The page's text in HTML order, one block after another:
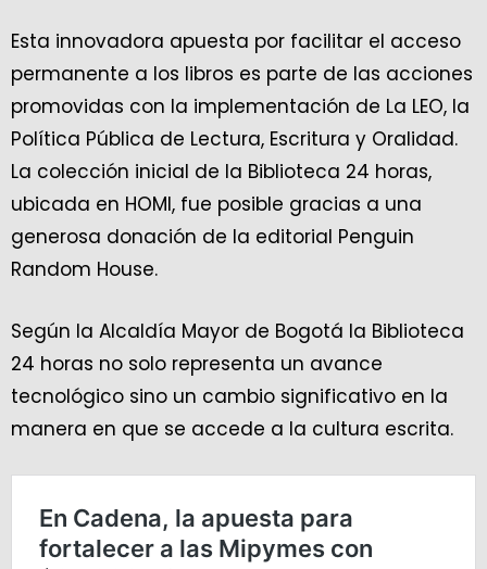
Esta innovadora apuesta por facilitar el acceso
permanente a los libros es parte de las acciones
promovidas con la implementación de La LEO, la
Política Pública de Lectura, Escritura y Oralidad.
La colección inicial de la Biblioteca 24 horas,
ubicada en HOMI, fue posible gracias a una
generosa donación de la editorial Penguin
Random House.
Según la Alcaldía Mayor de Bogotá la Biblioteca
24 horas no solo representa un avance
tecnológico sino un cambio significativo en la
manera en que se accede a la cultura escrita.